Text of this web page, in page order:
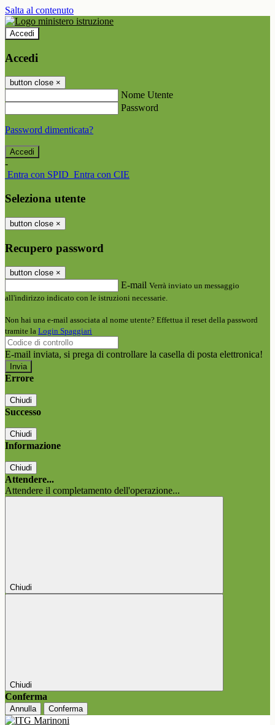
Salta al contenuto
Accedi
Accedi
button close ×
Nome Utente
Password
Password dimenticata?
-
Entra con SPID Entra con CIE
Seleziona utente
button close ×
Recupero password
button close ×
E-mail Verrà inviato un messaggio
all'indirizzo indicato con le istruzioni necessarie.
Non hai una e-mail associata al nome utente? Effettua il reset della password
tramite la Login Spaggiari
E-mail inviata, si prega di controllare la casella di posta elettronica!
Errore
Chiudi
Successo
Chiudi
Informazione
Chiudi
Attendere...
Attendere il completamento dell'operazione...
Chiudi
Chiudi
Conferma
Annulla Conferma